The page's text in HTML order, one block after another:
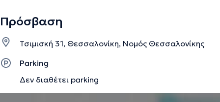
Πρόσβαση
Τσιμισκή 31, Θεσσαλονίκη, Νομός Θεσσαλονίκης
Parking
Δεν διαθέτει parking